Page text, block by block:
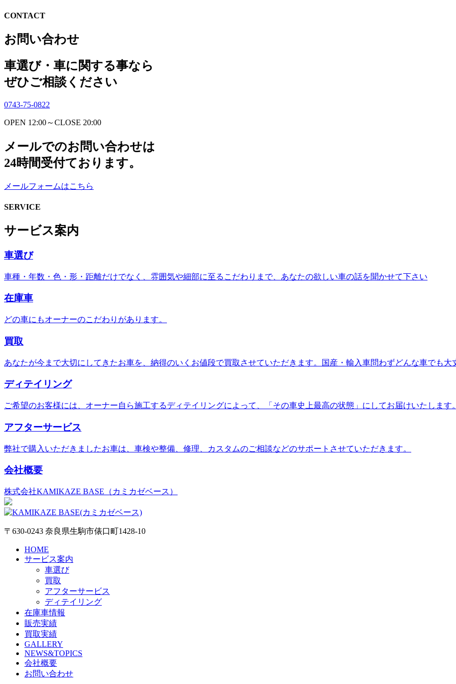
CONTACT
お問い合わせ
車選び・車に関する事なら
ぜひご相談ください
0743-75-0822
OPEN 12:00～CLOSE 20:00
メールでのお問い合わせは
24時間受付ております。
メールフォームはこちら
SERVICE
サービス案内
車選び
車種・年数・色・形・距離だけでなく、雰囲気や細部に至るこだわりまで、あなたの欲しい車の話を聞かせて下さい
在庫車
どの車にもオーナーのこだわりがあります。
買取
あなたが今まで大切にしてきたお車を、納得のいくお値段で買取させていただきます。国産・輸入車問わずどんな車でも大
ディテイリング
ご希望のお客様には、オーナー自ら施工するディテイリングによって、「その車史上最高の状態」にしてお届けいたします。
アフターサービス
弊社で購入いただきましたお車は、車検や整備、修理、カスタムのご相談などのサポートさせていただきます。
会社概要
株式会社KAMIKAZE BASE（カミカゼベース）
〒630-0243 奈良県生駒市俵口町1428-10
HOME
サービス案内
車選び
買取
アフターサービス
ディテイリング
在庫車情報
販売実績
買取実績
GALLERY
NEWS&TOPICS
会社概要
お問い合わせ